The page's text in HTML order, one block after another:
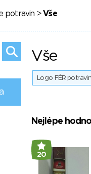
potravin >Vše
Vše
Logo FÉR
Nejlépe
20